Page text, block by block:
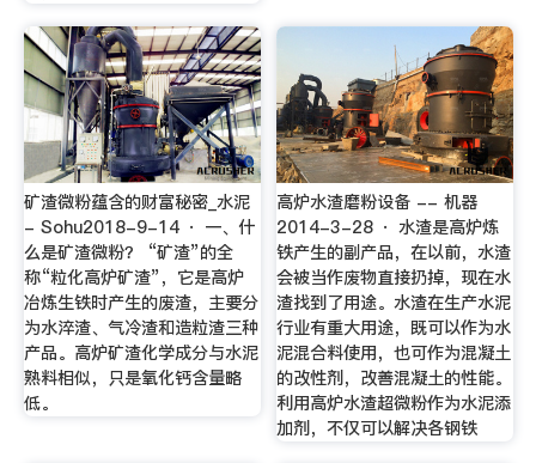
矿渣微粉蕴含的财富秘密_水泥
- Sohu2018-9-14 · 一、什
么是矿渣微粉？ “矿渣”的全
称“粒化高炉矿渣”，它是高炉
冶炼生铁时产生的废渣，主要分
为水淬渣、气冷渣和造粒渣三种
产品。高炉矿渣化学成分与水泥
熟料相似，只是氧化钙含量略
低。
高炉水渣磨粉设备 -- 机器
2014-3-28 · 水渣是高炉炼
铁产生的副产品，在以前，水渣
会被当作废物直接扔掉，现在水
渣找到了用途。水渣在生产水泥
行业有重大用途，既可以作为水
泥混合料使用，也可作为混凝土
的改性剂，改善混凝土的性能。
利用高炉水渣超微粉作为水泥添
加剂，不仅可以解决各钢铁